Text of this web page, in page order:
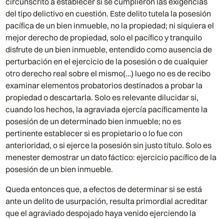
del tipo delictivo en cuestión. Este delito tutela la posesión
pacífica de un bien inmueble, no la propiedad; ni siquiera el
mejor derecho de propiedad, solo el pacífico y tranquilo
disfrute de un bien inmueble, entendido como ausencia de
perturbación en el ejercicio de la posesión o de cualquier
otro derecho real sobre el mismo(…) luego no es de recibo
examinar elementos probatorios destinados a probar la
propiedad o descartarla. Solo es relevante dilucidar si,
cuando los hechos, la agraviada ejercía pacíficamente la
posesión de un determinado bien inmueble; no es
pertinente establecer si es propietario o lo fue con
anterioridad, o si ejerce la posesión sin justo título. Solo es
menester demostrar un dato fáctico: ejercicio pacífico de la
posesión de un bien inmueble.
Queda entonces que, a efectos de determinar si se está
ante un delito de usurpación, resulta primordial acreditar
que el agraviado despojado haya venido ejerciendo la